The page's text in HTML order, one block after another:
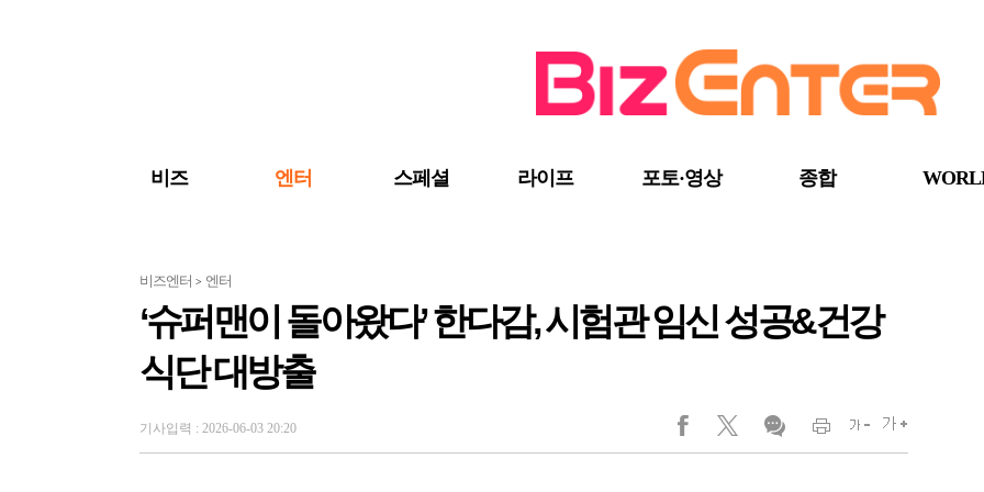
비즈 엔터 스페셜 라이프 포토·영상 종합
비즈엔터 > 엔터
‘슈퍼맨이 돌아왔다’ 한다감, 시험관 임신 성공&건강
식단 대방출
기사입력 : 2026-06-03 20:20